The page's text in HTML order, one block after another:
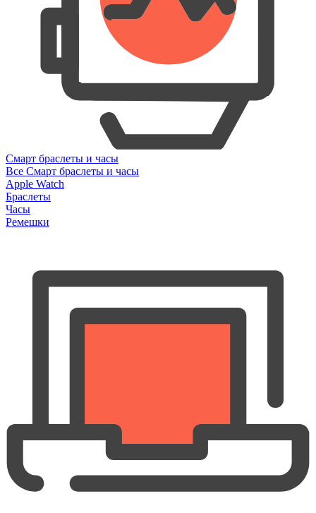
Смарт браслеты и часы
Все Смарт браслеты и часы
Apple Watch
Браслеты
Часы
Ремешки